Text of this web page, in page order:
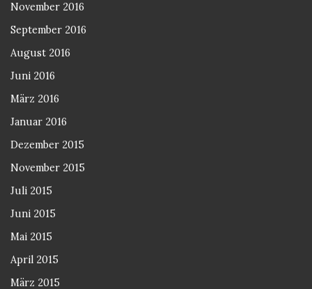
November 2016
September 2016
August 2016
Juni 2016
März 2016
Januar 2016
Dezember 2015
November 2015
Juli 2015
Juni 2015
Mai 2015
April 2015
März 2015